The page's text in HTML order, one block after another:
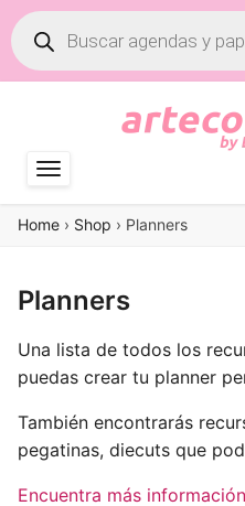
Búsqueda
de
productos
Home › Shop › Planners
Planners
Una lista de todos los
puedas crear tu planner
También encontrarás
pegatinas, diecuts que
Encuentra más